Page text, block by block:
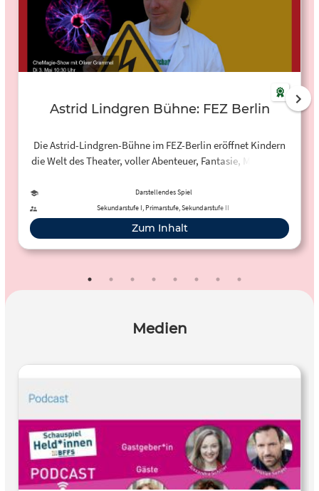
Astrid Lindgren Bühne: FEZ Berlin
Die Astrid-Lindgren-Bühne im FEZ-Berlin eröffnet Kindern
die Welt des Theater, voller Abenteuer, Fantasie, Musik und
Darstellendes Spiel
Sekundarstufe I, Primarstufe, Sekundarstufe II
Zum Inhalt
Medien